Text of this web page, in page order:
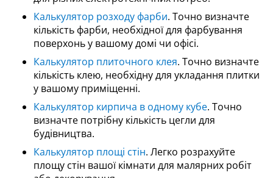
Калькулятор розходу фарби. Точно визначте
кількість фарби, необхідної для фарбування
поверхонь у вашому домі чи офісі.
Калькулятор плиточного клея. Точно визначте
кількість клею, необхідну для укладання плитки
у вашому приміщенні.
Калькулятор кирпича в одному кубе. Точно
визначте потрібну кількість цегли для
будівництва.
Калькулятор площі стін. Легко розрахуйте
площу стін вашої кімнати для малярних робіт